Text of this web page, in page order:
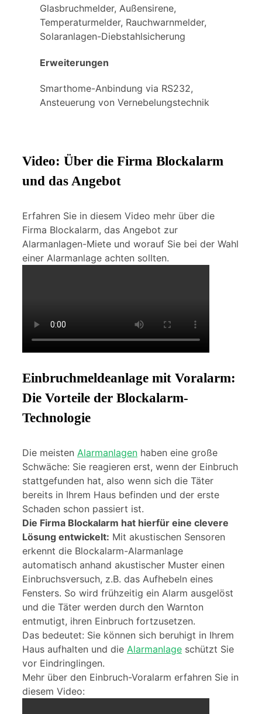
Glasbruchmelder, Außensirene,
Temperaturmelder, Rauchwarnmelder,
Solaranlagen-Diebstahlsicherung
Erweiterungen
Smarthome-Anbindung via RS232,
Ansteuerung von Vernebelungstechnik
Video: Über die Firma Blockalarm
und das Angebot
Erfahren Sie in diesem Video mehr über die
Firma Blockalarm, das Angebot zur
Alarmanlagen-Miete und worauf Sie bei der Wahl
einer Alarmanlage achten sollten.
Einbruchmeldeanlage mit Voralarm:
Die Vorteile der Blockalarm-
Technologie
Die meisten Alarmanlagen haben eine große
Schwäche: Sie reagieren erst, wenn der Einbruch
stattgefunden hat, also wenn sich die Täter
bereits in Ihrem Haus befinden und der erste
Schaden schon passiert ist.
Die Firma Blockalarm hat hierfür eine clevere
Lösung entwickelt: Mit akustischen Sensoren
erkennt die Blockalarm-Alarmanlage
automatisch anhand akustischer Muster einen
Einbruchsversuch, z.B. das Aufhebeln eines
Fensters. So wird frühzeitig ein Alarm ausgelöst
und die Täter werden durch den Warnton
entmutigt, ihren Einbruch fortzusetzen.
Das bedeutet: Sie können sich beruhigt in Ihrem
Haus aufhalten und die Alarmanlage schützt Sie
vor Eindringlingen.
Mehr über den Einbruch-Voralarm erfahren Sie in
diesem Video: